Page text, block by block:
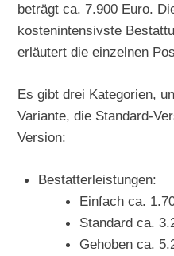
beträgt ca. 7.900 Euro.
kostenintensivste
erläutert die einzelnen
Es gibt drei Kategorien,
Variante, die Standard-
Version:
Bestatterleistungen:
Einfach ca.
Standard ca.
Gehoben ca.